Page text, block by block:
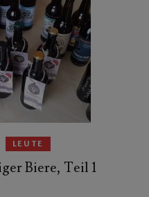
LEUTE
Biere, Teil 1